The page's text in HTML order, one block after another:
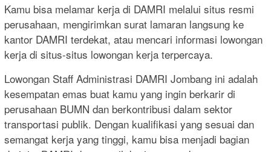
Kamu bisa melamar kerja di DAMRI melalui situs resmi
perusahaan, mengirimkan surat lamaran langsung ke
kantor DAMRI terdekat, atau mencari informasi lowongan
kerja di situs-situs lowongan kerja terpercaya.
Lowongan Staff Administrasi DAMRI Jombang ini adalah
kesempatan emas buat kamu yang ingin berkarir di
perusahaan BUMN dan berkontribusi dalam sektor
transportasi publik. Dengan kualifikasi yang sesuai dan
semangat kerja yang tinggi, kamu bisa menjadi bagian